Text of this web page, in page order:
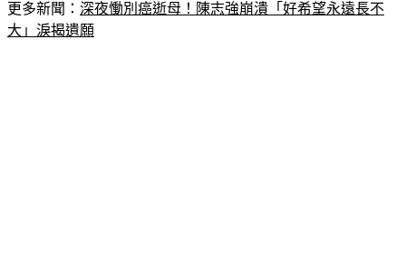
更多新聞： 深夜慟別癌逝母！陳志強崩潰「好希望永遠長不
大」淚揭遺願